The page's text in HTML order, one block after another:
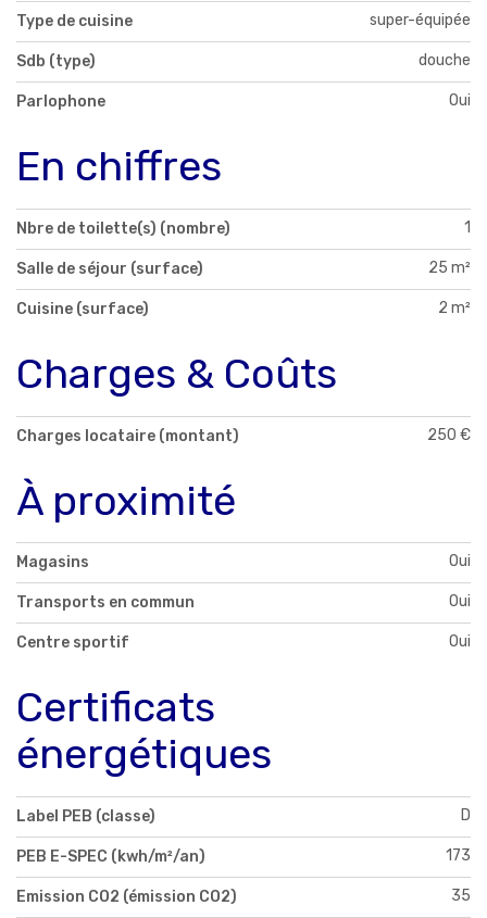
Type de cuisine super-équipée
Sdb (type) douche
Parlophone Oui
En chiffres
Nbre de toilette(s) (nombre) 1
Salle de séjour (surface) 25 m²
Cuisine (surface) 2 m²
Charges & Coûts
Charges locataire (montant) 250 €
À proximité
Magasins Oui
Transports en commun Oui
Centre sportif Oui
Certificats
énergétiques
Label PEB (classe) D
PEB E-SPEC (kwh/m²/an) 173
Emission CO2 (émission CO2) 35